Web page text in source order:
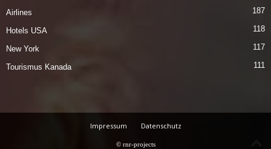
Airlines 187
Hotels USA 118
New York 117
Tourismus Kanada 111
Impressum Datenschutz
© rnr-projects